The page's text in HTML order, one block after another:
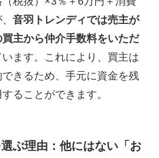
音羽トレンディでは売主が
主から仲介手数料をいただ
ます。これにより、買主は
きるため、手元に資金を残
ることができます。
ぶ理由：他にはない「お